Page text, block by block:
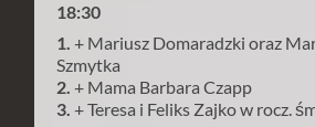
18:30
1. + Mariusz Domaradzki oraz
Szmytka
2. + Mama Barbara Czapp
3. + Teresa i Feliks Zajko w rocz.